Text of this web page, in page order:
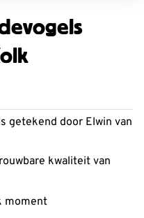
getekend door Elwin van
kwaliteit van
moment